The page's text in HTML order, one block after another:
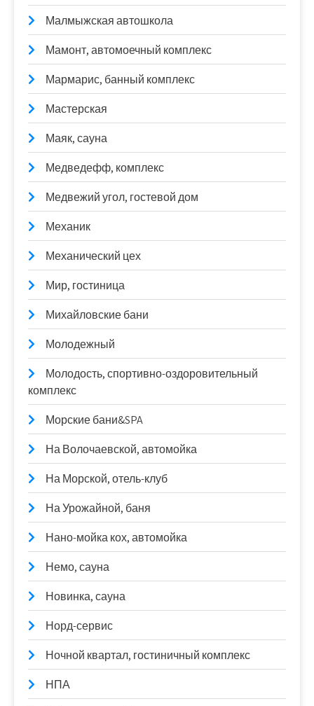
Малмыжская автошкола
Мамонт, автомоечный комплекс
Мармарис, банный комплекс
Мастерская
Маяк, сауна
Медведефф, комплекс
Медвежий угол, гостевой дом
Механик
Механический цех
Мир, гостиница
Михайловские бани
Молодежный
Молодость, спортивно-оздоровительный
комплекс
Морские бани&SPA
На Волочаевской, автомойка
На Морской, отель-клуб
На Урожайной, баня
Нано-мойка кох, автомойка
Немо, сауна
Новинка, сауна
Норд-сервис
Ночной квартал, гостиничный комплекс
НПА